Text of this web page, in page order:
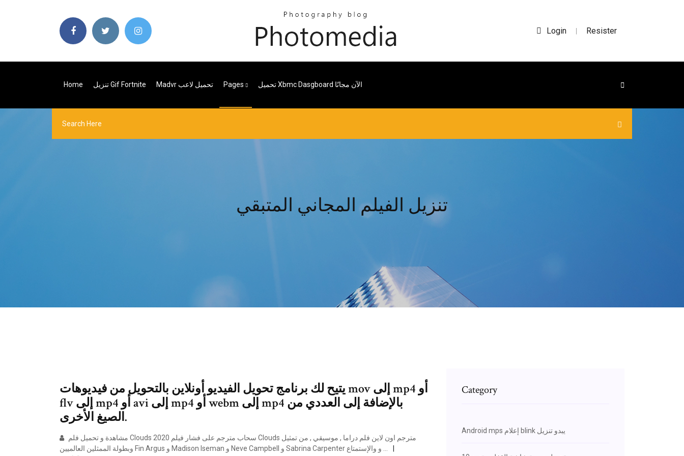
Login | Resister
Home تنزيل Gif Fortnite Madvr تحميل لاعب Pages تحميل Xbmc Dasgboard الآن مجانًا
تنزيل الفيلم المجاني المتبقي
يتيح لك برنامج تحويل الفيديو أونلاين بالتحويل من فيديوهات mov إلى mp4 أو
flv إلى mp4 أو avi إلى mp4 أو webm إلى mp4 بالإضافة إلى العددي من
الصيغ الأخرى.
Category
Android mps إعلام blink يبدو تنزيل